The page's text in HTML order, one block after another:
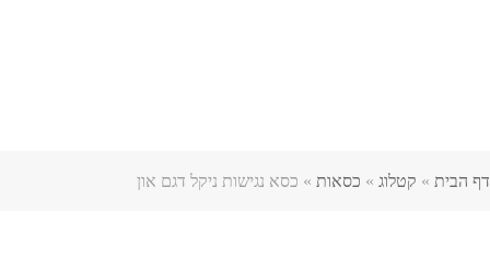
דף הבית » קטלוג » כסאות » כסא נגישות ניקל דגם און